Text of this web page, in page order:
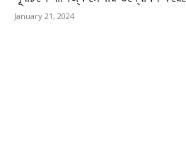
January 21, 2024